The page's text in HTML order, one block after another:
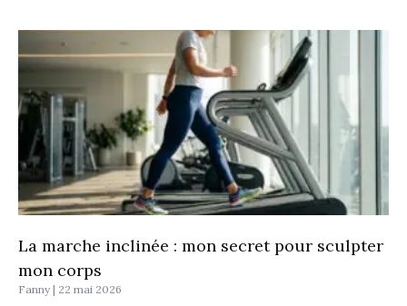
La marche inclinée : mon secret pour sculpter
mon corps
Fanny 22 mai 2026